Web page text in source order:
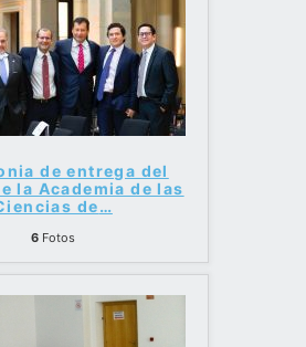
de entrega del
la Academia de las
de…
6 Fotos